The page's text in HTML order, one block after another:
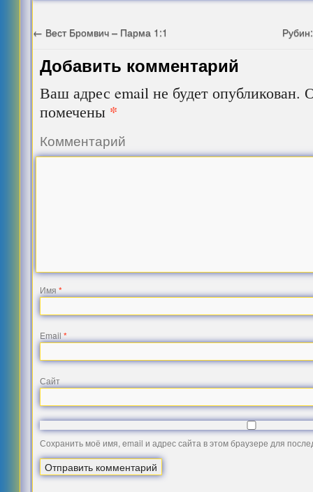
← Вест Бромвич – Парма 1:1
Добавить комментарий
Ваш адрес email не будет опубликован.
помечены *
Комментарий
Имя*
Email*
Сайт
Сохранить моё имя, email и адрес сайта в этом браузере для